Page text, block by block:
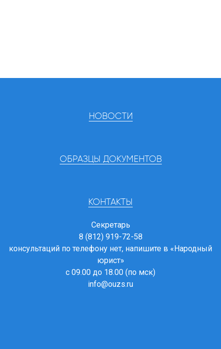
НОВОСТИ
ОБРАЗЦЫ ДОКУМЕНТОВ
КОНТАКТЫ
Секретарь
8 (812) 919-72-58
консультаций по телефону нет, напишите в «Народный
юрист»
с 09.00 до 18.00 (по мск)
info@ouzs.ru